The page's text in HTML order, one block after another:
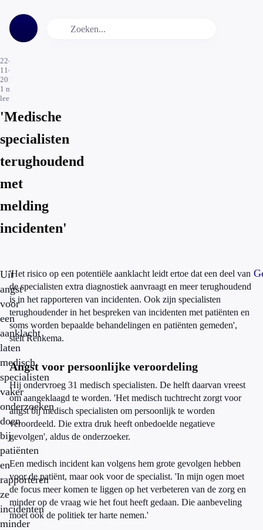
22-
11-
2017
1 min.
leestijd
'Medische
specialisten
terughoudend
met
melding
incidenten'
Uit
angst
voor
een
aanklacht
laten
medisch
specialisten
vaker
onderzoeken
doen
bij
patiënten
en
rapporteren
ze
incidenten
minder
'Het risico op een potentiële aanklacht leidt ertoe dat een deel van
de specialisten extra diagnostiek aanvraagt en meer terughoudend
is in het rapporteren van incidenten. Ook zijn specialisten
terughoudender in het bespreken van incidenten met patiënten en
soms worden bepaalde behandelingen en patiënten gemeden',
stelt Renkema.
Angst voor persoonlijke veroordeling
Hij ondervroeg 31 medisch specialisten. De helft daarvan vreest
om aangeklaagd te worden. 'Het medisch tuchtrecht zorgt voor
angst bij medisch specialisten om persoonlijk te worden
veroordeeld. Die extra druk heeft onbedoelde negatieve
gevolgen', aldus de onderzoeker.
Een medisch incident kan volgens hem grote gevolgen hebben
voor de patiënt, maar ook voor de specialist. 'In mijn ogen moet
de focus meer komen te liggen op het verbeteren van de zorg en
minder op de vraag wie het fout heeft gedaan. Die aanbeveling
moet ook de politiek ter harte nemen.'